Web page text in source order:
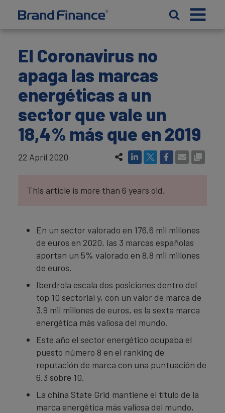
El Coronavirus no
apaga las marcas
energéticas a un
sector que vale un
18,4% más que en 2019
22 April 2020
This article is more than 6 years old.
En un sector valorado en 176.6 mil millones
de euros en 2020, las 3 marcas españolas
aportan un 5% valorado en 8.8 mil millones
de euros.
Iberdrola escala dos posiciones dentro del
top 10 sectorial y, con un valor de marca de
3.9 mil millones de euros, es la sexta marca
energética más valiosa del mundo.
Este año el sector energético ocupaba el
puesto número 8 en el ranking de
reputación de marca con una puntuación de
6.3 sobre 10.
La china State Grid mantiene el título de la
marca energética más valiosa del mundo,